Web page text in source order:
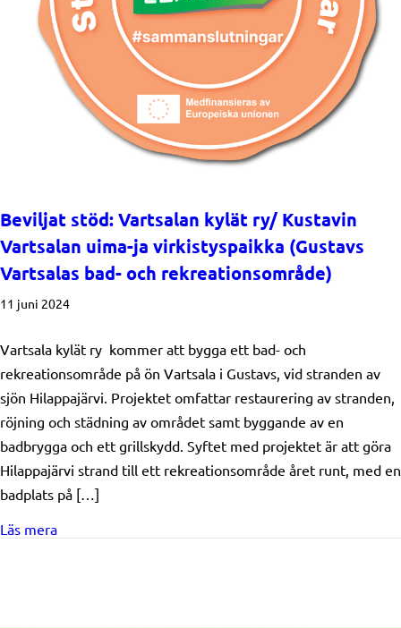
Beviljat stöd: Vartsalan kylät ry/ Kustavin
Vartsalan uima-ja virkistyspaikka (Gustavs
Vartsalas bad- och rekreationsområde)
11 juni 2024
Vartsala kylät ry kommer att bygga ett bad- och
rekreationsområde på ön Vartsala i Gustavs, vid stranden av
sjön Hilappajärvi. Projektet omfattar restaurering av stranden,
röjning och städning av området samt byggande av en
badbrygga och ett grillskydd. Syftet med projektet är att göra
Hilappajärvi strand till ett rekreationsområde året runt, med en
badplats på […]
Läs meraabout Beviljat stöd: Vartsalan kylät ry/ Kustavin